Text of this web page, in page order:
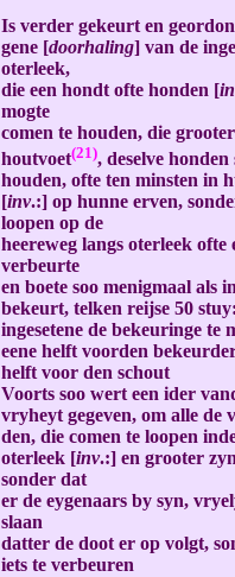
Is verder gekeurt en
gene [doorhaling] van de
oterleek,
die een hondt ofte honden [
mogte
comen te houden, die
houtvoet(21), deselve
houden, ofte ten minsten in
[inv.:] op hunne erven,
loopen op de
heereweg langs oterleek ofte
verbeurte
en boete soo menigmaal als
bekeurt, telken reijse 50
ingesetene de bekeuringe te
eene helft voorden
helft voor den schout
Voorts soo wert een ider
vryheyt gegeven, om alle de
den, die comen te loopen
oterleek [inv.:] en grooter
sonder dat
er de eygenaars by syn,
slaan
datter de doot er op volgt,
iets te verbeuren